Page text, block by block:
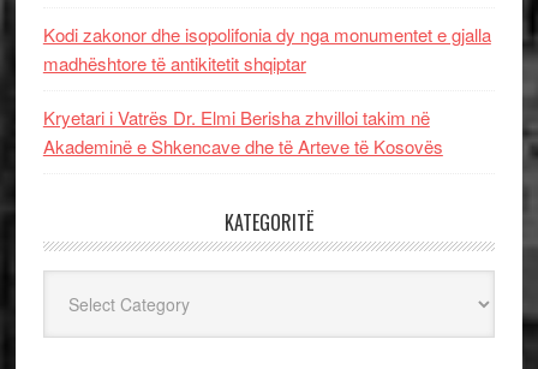
Kodi zakonor dhe isopolifonia dy nga monumentet e gjalla
madhështore të antikitetit shqiptar
Kryetari i Vatrës Dr. Elmi Berisha zhvilloi takim në
Akademinë e Shkencave dhe të Arteve të Kosovës
KATEGORITË